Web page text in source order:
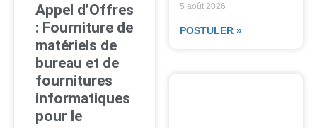
Appel d’Offres
: Fourniture de
matériels de
bureau et de
fournitures
informatiques
pour le
5 août 2026
POSTULER »